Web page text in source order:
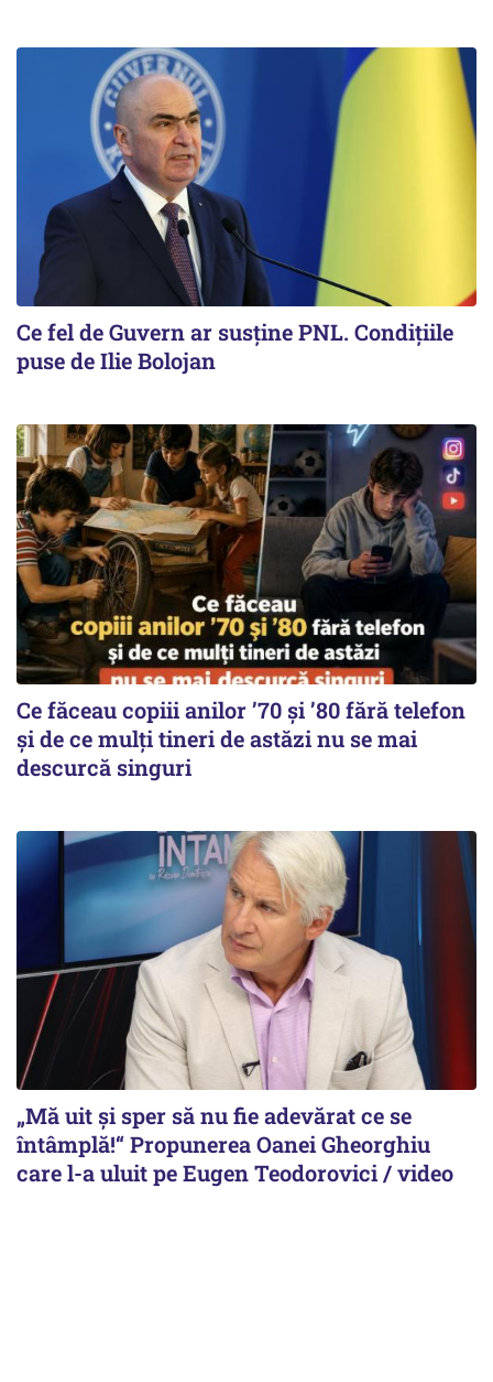
Ce fel de Guvern ar susține PNL. Condițiile
puse de Ilie Bolojan
Ce făceau copiii anilor ’70 și ’80 fără telefon
și de ce mulți tineri de astăzi nu se mai
descurcă singuri
„Mă uit și sper să nu fie adevărat ce se
întâmplă!“ Propunerea Oanei Gheorghiu
care l-a uluit pe Eugen Teodorovici / video